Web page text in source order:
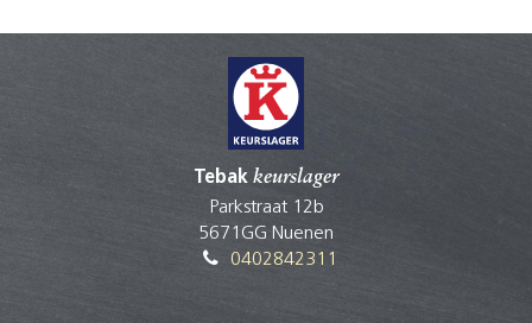
Tebak keurslager
Parkstraat 12b
5671GG Nuenen
0402842311